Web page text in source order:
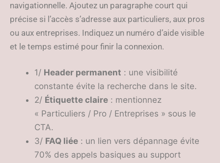
navigationnelle. Ajoutez un paragraphe court qui
précise si l’accès s’adresse aux particuliers, aux pros
ou aux entreprises. Indiquez un numéro d’aide visible
et le temps estimé pour finir la connexion.
1/ Header permanent : une visibilité
constante évite la recherche dans le site.
2/ Étiquette claire : mentionnez
« Particuliers / Pro / Entreprises » sous le
CTA.
3/ FAQ liée : un lien vers dépannage évite
70% des appels basiques au support